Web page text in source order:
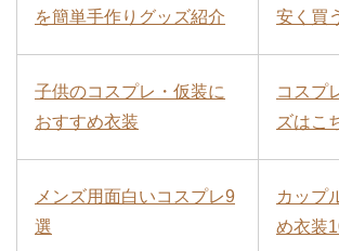
を簡単手作りグッズ紹介
安く買
子供のコスプレ・仮装に
おすすめ衣装
コスプ
ズはこ
メンズ用面白いコスプレ9
選
カップ
め衣装